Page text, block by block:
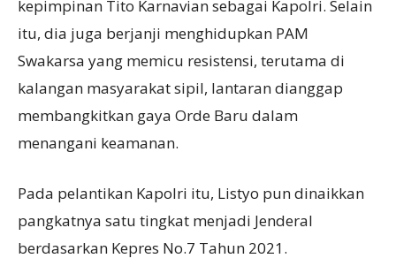
kepimpinan Tito Karnavian sebagai Kapolri. Selain
itu, dia juga berjanji menghidupkan PAM
Swakarsa yang memicu resistensi, terutama di
kalangan masyarakat sipil, lantaran dianggap
membangkitkan gaya Orde Baru dalam
menangani keamanan.
Pada pelantikan Kapolri itu, Listyo pun dinaikkan
pangkatnya satu tingkat menjadi Jenderal
berdasarkan Kepres No.7 Tahun 2021.